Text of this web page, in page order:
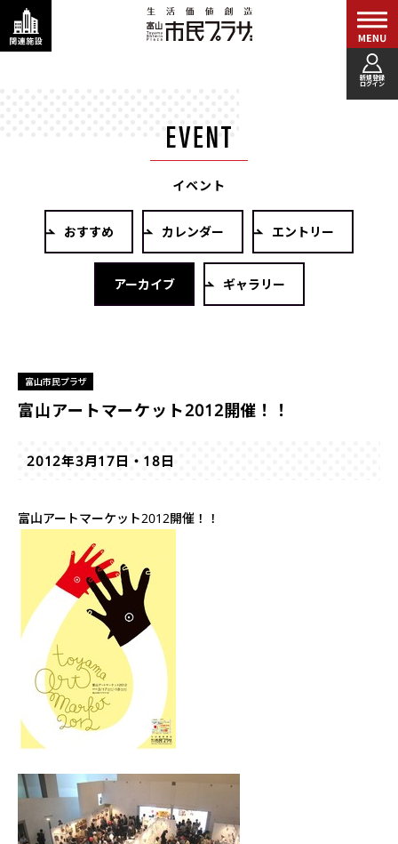
新規登録
ログイン
イベント
おすすめ カレンダー エントリー
アーカイブ ギャラリー
富山アートマーケット2012開催！！
富山市民プラザ
2012年3月17日・18日
富山アートマーケット2012開催！！